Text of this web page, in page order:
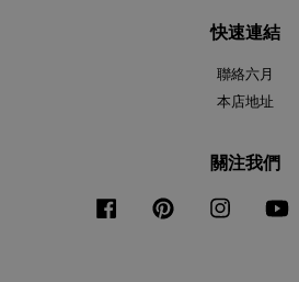
快速連結
聯絡六月
本店地址
關注我們
Facebook Pinterest Instagram